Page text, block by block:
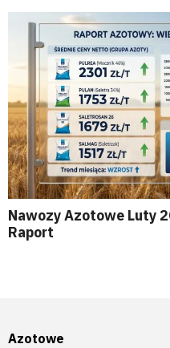
Nawozy Azotowe Luty
Raport
Azotowe